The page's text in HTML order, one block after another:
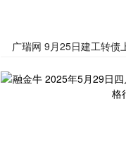
广瑞网 9月25日建工转债